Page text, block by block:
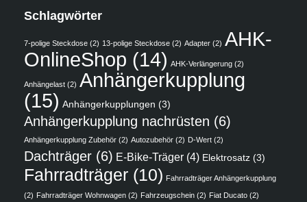
Schlagwörter
7-polige Steckdose (2) 13-polige Steckdose (2) Adapter (2) AHK-
OnlineShop (14) AHK-Verlängerung (2)
Anhängelast (2) Anhängerkupplung
(15) Anhängerkupplungen (3)
Anhängerkupplung nachrüsten (6)
Anhängerkupplung Zubehör (2) Autozubehör (2) D-Wert (2)
Dachträger (6) E-Bike-Träger (4) Elektrosatz (3)
Fahrradträger (10) Fahrradträger Anhängerkupplung
(2) Fahrradträger Wohnwagen (2) Fahrzeugschein (2) Fiat Ducato (2)